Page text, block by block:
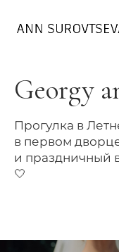
Georgy
Прогулка в
в первом
и праздничный
🤍